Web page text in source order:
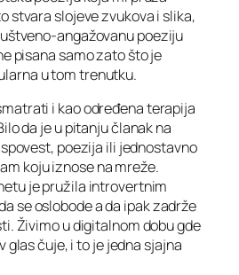
stvara slojeve zvukova i slika,
angažovanu poeziju
pisana samo zato što je
u tom trenutku.
i kao određena terapija
da je u pitanju članak na
poezija ili jednostavno
koju iznose na mreže.
je pružila introvertnim
se oslobode a da ipak zadrže
Živimo u digitalnom dobu gde
glas čuje, i to je jedna sjajna